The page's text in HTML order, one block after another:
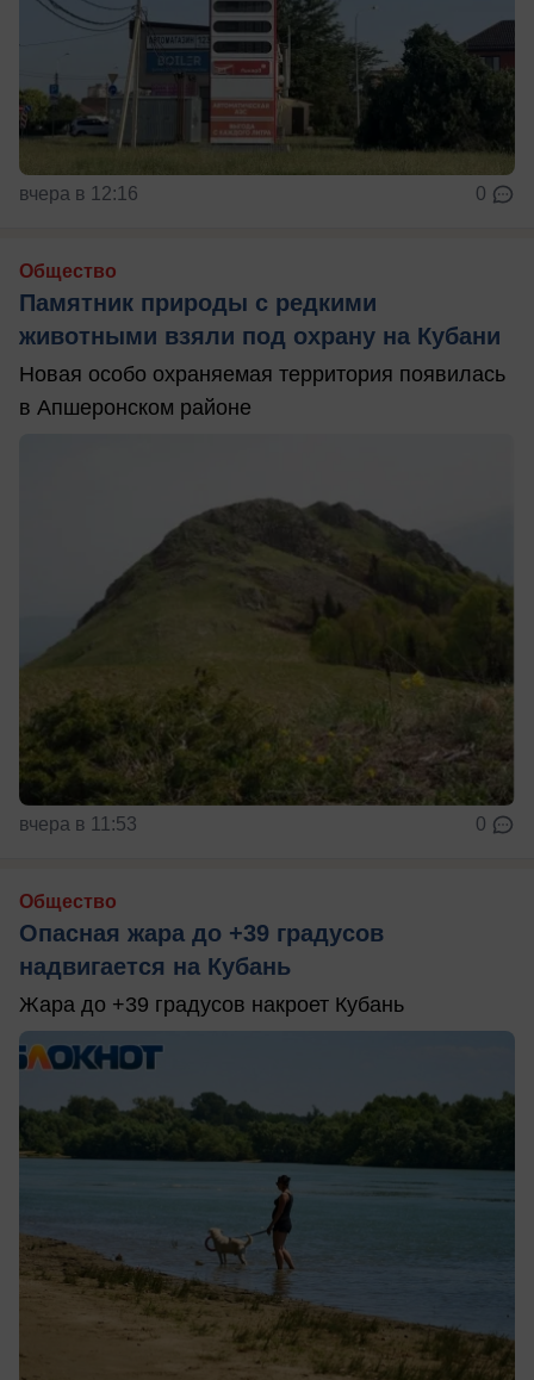
вчера в 12:16 0
Общество
Памятник природы с редкими
животными взяли под охрану на Кубани
Новая особо охраняемая территория появилась
в Апшеронском районе
вчера в 11:53 0
Общество
Опасная жара до +39 градусов
надвигается на Кубань
Жара до +39 градусов накроет Кубань